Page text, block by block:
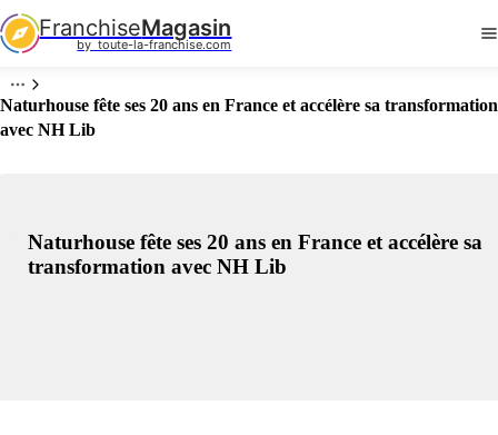
FranchiseMagasin
by  toute-la-franchise.com
Naturhouse fête ses 20 ans en France et accélère sa transformation
avec NH Lib
Naturhouse fête ses 20 ans en France et accélère sa
transformation avec NH Lib